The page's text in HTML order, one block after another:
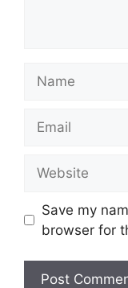
Save my
browser for